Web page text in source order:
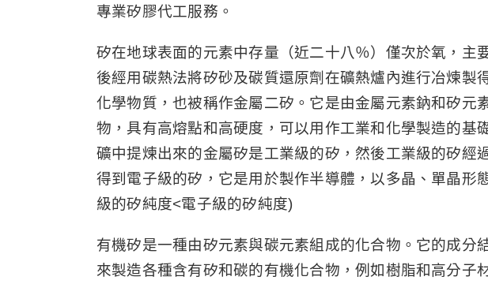
專業矽膠代工服務。
矽在地球表面的元素中存量（近二十八％）僅次於氧，
後經用碳熱法將矽砂及碳質還原劑在礦熱爐內進行冶煉
化學物質，也被稱作金屬二矽。它是由金屬元素鈉和矽
物，具有高熔點和高硬度，可以用作工業和化學製造的
礦中提煉出來的金屬矽是工業級的矽，然後工業級的矽
得到電子級的矽，它是用於製作半導體，以多晶、單晶
級的矽純度<電子級的矽純度)
有機矽是一種由矽元素與碳元素組成的化合物。它的成
來製造各種含有矽和碳的有機化合物，例如樹脂和高分